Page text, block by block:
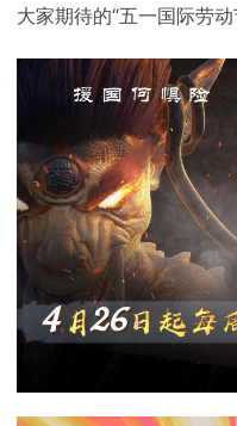
Blender 云渲染方案
Maya AI渲染方案
Blender 云渲染方案
Maya AI渲染方案
Blender 云渲染方案
Maya AI渲染方案
Blender 云渲染方案
Maya AI渲染方案
Blender 云渲染方案
Maya AI渲染方案
Blender 云渲染方案
Maya AI渲染方案
价格
云制作价格
云制作价格
云制作价格
云制作价格
云制作价格
云制作价格
案例
资讯&赛事
新闻资讯
渲染百科
渲染大赛
泛CG交流会
新闻资讯
渲染百科
渲染大赛
泛CG交流会
新闻资讯
渲染百科
渲染大赛
泛CG交流会
新闻资讯
渲染百科
渲染大赛
泛CG交流会
新闻资讯
渲染百科
渲染大赛
泛CG交流会
新闻资讯
渲染百科
渲染大赛
泛CG交流会
特惠专区
云渲染优惠攻略
青云平台
教育优惠
云渲染优惠攻略
青云平台
教育优惠
云渲染优惠攻略
青云平台
教育优惠
云渲染优惠攻略
青云平台
教育优惠
云渲染优惠攻略
青云平台
教育优惠
云渲染优惠攻略
青云平台
教育优惠
关于我们
下载动画客户端
效果图客户端
动画客户端
效果图客户端
动画客户端
效果图客户端
动画客户端
效果图客户端
动画客户端
效果图客户端
动画客户端
效果图客户端
登录
大家期待的“五一国际劳